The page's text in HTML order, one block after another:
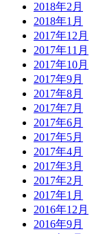
2018年2月
2018年1月
2017年12月
2017年11月
2017年10月
2017年9月
2017年8月
2017年7月
2017年6月
2017年5月
2017年4月
2017年3月
2017年2月
2017年1月
2016年12月
2016年9月